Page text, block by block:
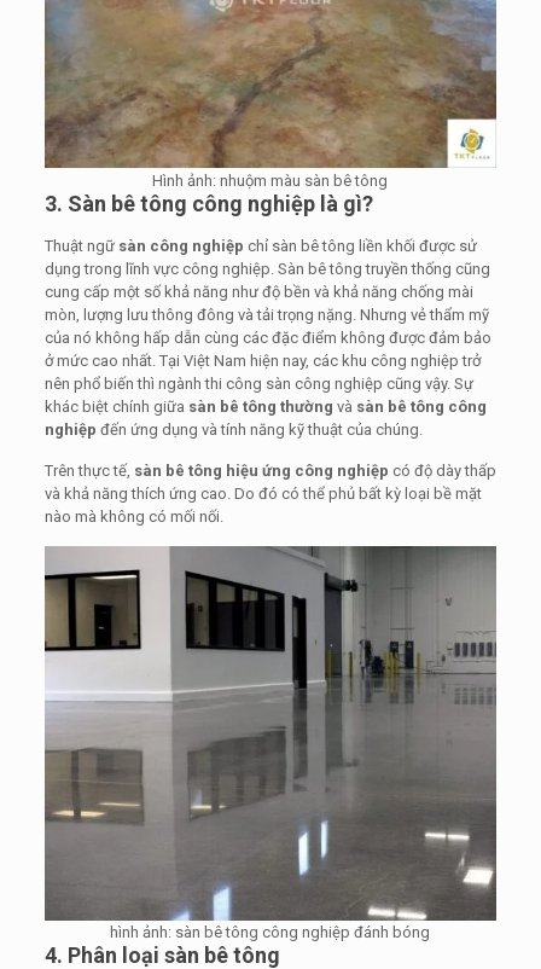
Hình ảnh: nhuộm màu sàn bê tông
3. Sàn bê tông công nghiệp là gì?
Thuật ngữ sàn công nghiệp chỉ sàn bê tông liền khối được sử
dụng trong lĩnh vực công nghiệp. Sàn bê tông truyền thống cũng
cung cấp một số khả năng như độ bền và khả năng chống mài
mòn, lượng lưu thông đông và tải trọng nặng. Nhưng vẻ thẩm mỹ
của nó không hấp dẫn cùng các đặc điểm không được đảm bảo
ở mức cao nhất. Tại Việt Nam hiện nay, các khu công nghiệp trở
nên phổ biến thì ngành thi công sàn công nghiệp cũng vậy. Sự
khác biệt chính giữa sàn bê tông thường và sàn bê tông công
nghiệp đến ứng dụng và tính năng kỹ thuật của chúng.
Trên thực tế, sàn bê tông hiệu ứng công nghiệp có độ dày thấp
và khả năng thích ứng cao. Do đó có thể phủ bất kỳ loại bề mặt
nào mà không có mối nối.
hình ảnh: sàn bê tông công nghiệp đánh bóng
4. Phân loại sàn bê tông